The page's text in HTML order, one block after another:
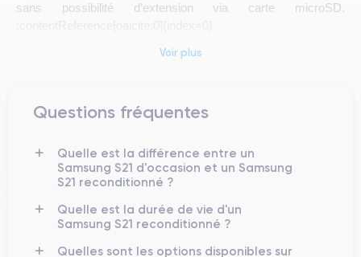
sans possibilité d’extension via carte microSD.
Le Galaxy S21 arbore un design compact et raffiné : il mesure
169 g
, ce qui le rend confortable à manipuler malgré son écran
de 6,2″. :contentReference[oaicite:1]{index=1}
Finitions & Résistance
Voir plus
Questions fréquentes
Quelle est la différence entre un
Samsung S21 d'occasion et un Samsung
S21 reconditionné ?
Quelle est la durée de vie d'un
Samsung S21 reconditionné ?
Quelles sont les options disponibles sur